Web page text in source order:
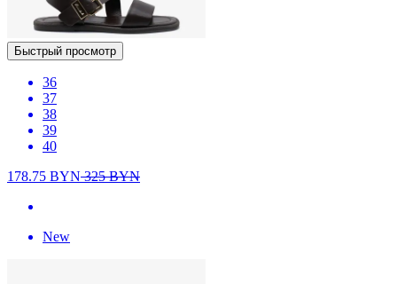
Быстрый просмотр
36
37
38
39
40
178.75 BYN325BYN
New